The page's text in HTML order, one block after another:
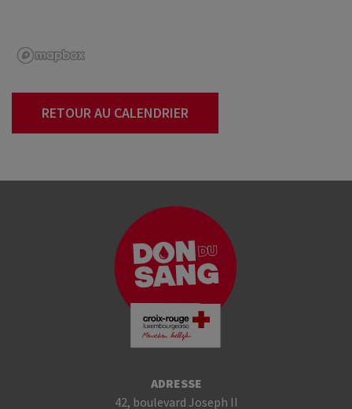
RETOUR AU CALENDRIER
ADRESSE
42, boulevard Joseph II